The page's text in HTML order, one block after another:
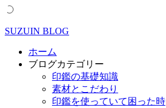
SUZUIN BLOG
ホーム
ブログカテゴリー
印鑑の基礎知識
素材とこだわり
印鑑を使っていて困った時